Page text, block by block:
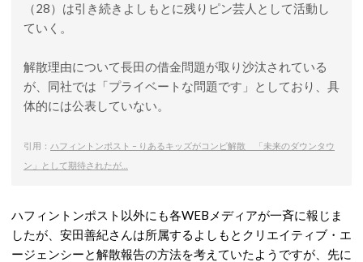
（28）は引き続きよしもとに残りピン芸人として活動し
ていく。
解散理由について長田の借金問題が取り沙汰されている
が、同社では「プライベートな問題です」としており、具
体的には公表していない。
引用： ハフィントンポスト – りあるキッズがコンビ解散 「未来のダウンタウ
ン」として期待されたが…
ハフィントンポスト以外にも各WEBメディアが一斉に報じま
したが、安田善紀さんは所属するよしもとクリエイティブ・エ
ージェンシーと解散報告の方法を考えていたようですが、先に